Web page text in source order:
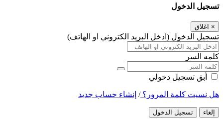
تسجيل الدخول
× اغلاق
تسجيل الدخول (ادخل البريد الكتروني او الهاتف)
كلمه السر
أبق تسجيل دخولي
هل نسيت كلمة المرور؟/ إنشاء حساب جديد
إلغاء تسجيل الدخول